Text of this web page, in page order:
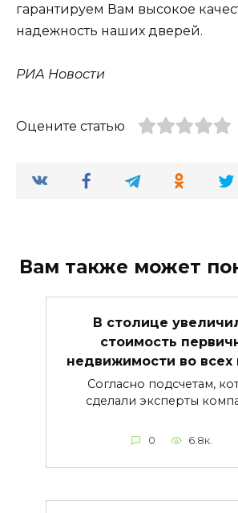
гарантируем Вам высокое
надежность наших дверей.
РИА Новости
Оцените статью
Вам также может
В столице
стоимость
недвижимости во всех
Согласно подсчетам,
сделали эксперты
0 6.8к.